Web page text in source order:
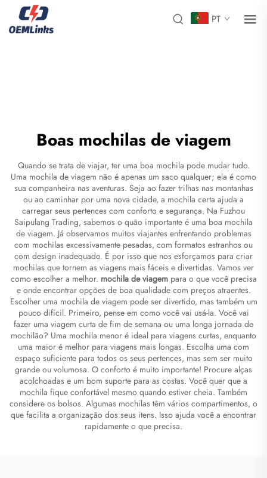
PT
Boas mochilas de viagem
Quando se trata de viajar, ter uma boa mochila pode mudar tudo.
Uma mochila de viagem não é apenas um saco qualquer; ela é como
sua companheira nas aventuras. Seja ao fazer trilhas nas montanhas
ou ao caminhar por uma nova cidade, a mochila certa ajuda a
carregar seus pertences com conforto e segurança. Na Fuzhou
Saipulang Trading, sabemos o quão importante é uma boa mochila
de viagem. Já observamos muitos viajantes enfrentando problemas
com mochilas excessivamente pesadas, com formatos estranhos ou
com design inadequado. É por isso que nos esforçamos para criar
mochilas que tornem as viagens mais fáceis e divertidas. Vamos ver
como escolher a melhor. mochila de viagem para o que você precisa
e onde encontrar opções de boa qualidade com preços atraentes.
Escolher uma mochila de viagem pode ser divertido, mas também um
pouco difícil. Primeiro, pense em como você vai usá-la. Você vai
fazer uma viagem curta de fim de semana ou uma longa jornada de
mochilão? Uma mochila menor é ideal para viagens curtas, enquanto
uma maior é melhor para viagens mais longas. Escolha uma com
espaço suficiente para todos os seus pertences, mas sem ser muito
grande ou volumosa. O conforto é muito importante! Procure alças
acolchoadas e um bom suporte para as costas. Você quer que a
mochila fique confortável mesmo quando estiver cheia. Também
considere os bolsos. Algumas mochilas têm vários compartimentos, o
que facilita a organização dos seus itens. Isso ajuda você a encontrar
rapidamente o que precisa.